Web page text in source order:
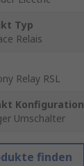
Typ
Relais
Relay RSL
Konfiguration
Umschalter
finden